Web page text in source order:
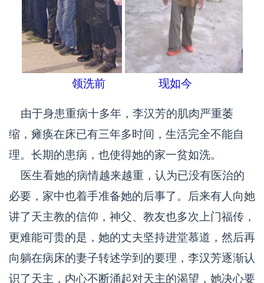
领洗前 现如今
由于身患重病十多年，李汉芳的肌肉严重萎
缩，瘫痪在床已有三年多时间，生活完全不能自
理。长期的患病，也使得她的家一贫如洗。
医生看她的病情越来越重，认为已没有医治的
必要，家中也着手准备她的后事了。后来有人向她
讲了天主教的信仰，神父、教友也多次上门福传，
更难能可贵的是，她的丈夫坚持进堂慕道，然后再
向躺在病床的妻子转述学到的要理，李汉芳逐渐认
识了天主，内心不断涌起对天主的渴望，她决心要